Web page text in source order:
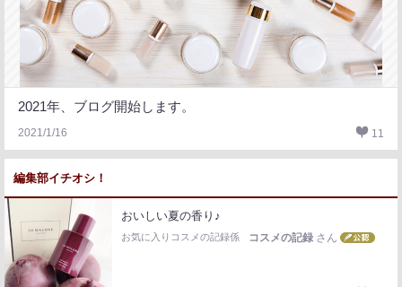
2021年、ブログ開始します。
2021/1/16 11
編集部イチオシ！
おいしい夏の香り♪
お気に入りコスメの記録係 コスメの記録 さん